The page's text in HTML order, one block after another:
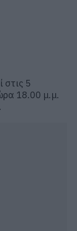
στις 5
18.00 μ.μ.